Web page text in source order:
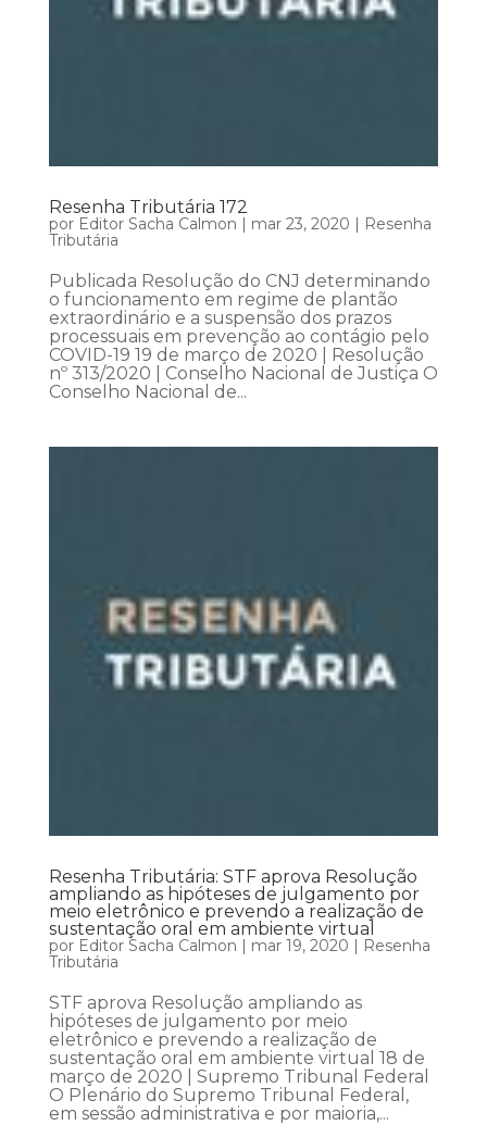
Resenha Tributária 172
por Editor Sacha Calmon | mar 23, 2020 | Resenha
Tributária
Publicada Resolução do CNJ determinando
o funcionamento em regime de plantão
extraordinário e a suspensão dos prazos
processuais em prevenção ao contágio pelo
COVID-19 19 de março de 2020 | Resolução
nº 313/2020 | Conselho Nacional de Justiça O
Conselho Nacional de...
Resenha Tributária: STF aprova Resolução
ampliando as hipóteses de julgamento por
meio eletrônico e prevendo a realização de
sustentação oral em ambiente virtual
por Editor Sacha Calmon | mar 19, 2020 | Resenha
Tributária
STF aprova Resolução ampliando as
hipóteses de julgamento por meio
eletrônico e prevendo a realização de
sustentação oral em ambiente virtual 18 de
março de 2020 | Supremo Tribunal Federal
O Plenário do Supremo Tribunal Federal,
em sessão administrativa e por maioria,...